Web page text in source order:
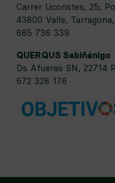
Carrer Licoristes, 25,
43800 Valls,
685 736 339
QUERQUS Sabiñánigo
Ds Afueras SN, 22714
672 328 176